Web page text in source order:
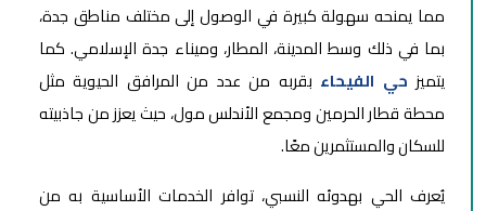
مما يمنحه سهولة كبيرة في الوصول إلى مختلف مناطق جدة،
بما في ذلك وسط المدينة، المطار، وميناء جدة الإسلامي. كما
يتميز حي الفيحاء بقربه من عدد من المرافق الحيوية مثل
محطة قطار الحرمين ومجمع الأندلس مول، حيث يعزز من جاذبيته
للسكان والمستثمرين معًا.
يُعرف الحي بهدوئه النسبي، توافر الخدمات الأساسية به من